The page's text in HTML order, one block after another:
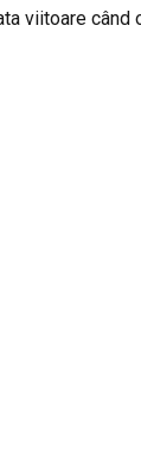
viitoare când